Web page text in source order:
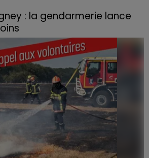
: la gendarmerie lance
avant de se propager au
avait détruit deux habitations et
d'une centaine de personnes.